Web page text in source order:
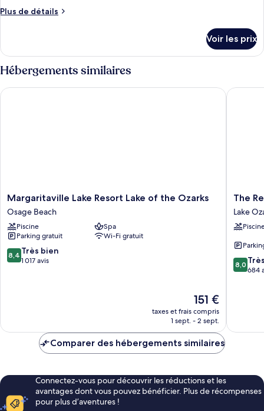
Plus de détails
Plus
le
type
de
chambre
Chambre
Voir les prix
Hébergements similaires
Margaritaville
Lake
Resort
Lake
of
the
Ozarks
Margaritaville Lake Resort Lake of the Ozarks
Osage Beach
Piscine
Spa
Parking gratuit
Wi-Fi gratuit
8.4
sur
8,4 Très bien
1 017 avis
Le
nouveau
prix
de
151 €
taxes et frais compris
1 sept. - 2 sept.
Margaritaville Lake Resort Lake of the Ozarks
The
Resort
at
Lake
the
Ozarks
Lake
The
Lake
8.0
sur
8,0
684
The
Comparer des hébergements similaires
Connectez-vous pour découvrir les réductions et les
avantages dont vous pouvez bénéficier. Plus de récompenses
pour plus d’aventures !